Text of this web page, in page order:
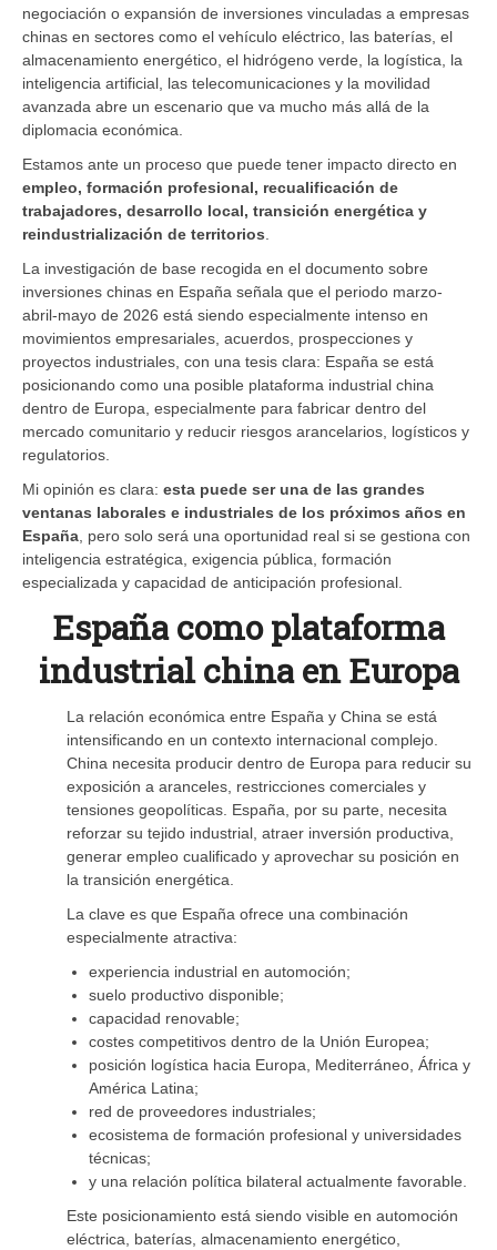
negociación o expansión de inversiones vinculadas a empresas
chinas en sectores como el vehículo eléctrico, las baterías, el
almacenamiento energético, el hidrógeno verde, la logística, la
inteligencia artificial, las telecomunicaciones y la movilidad
avanzada abre un escenario que va mucho más allá de la
diplomacia económica.
Estamos ante un proceso que puede tener impacto directo en
empleo, formación profesional, recualificación de
trabajadores, desarrollo local, transición energética y
reindustrialización de territorios
La investigación de base recogida en el documento sobre
inversiones chinas en España señala que el periodo marzo-
abril-mayo de 2026 está siendo especialmente intenso en
movimientos empresariales, acuerdos, prospecciones y
proyectos industriales, con una tesis clara: España se está
posicionando como una posible plataforma industrial china
dentro de Europa, especialmente para fabricar dentro del
mercado comunitario y reducir riesgos arancelarios, logísticos y
regulatorios.
Mi opinión es clara: esta puede ser una de las grandes
ventanas laborales e industriales de los próximos años en
España , pero solo será una oportunidad real si se gestiona con
inteligencia estratégica, exigencia pública, formación
especializada y capacidad de anticipación profesional.
España como plataforma
industrial china en Europa
La relación económica entre España y China se está
intensificando en un contexto internacional complejo.
China necesita producir dentro de Europa para reducir su
exposición a aranceles, restricciones comerciales y
tensiones geopolíticas. España, por su parte, necesita
reforzar su tejido industrial, atraer inversión productiva,
generar empleo cualificado y aprovechar su posición en
la transición energética.
La clave es que España ofrece una combinación
especialmente atractiva:
experiencia industrial en automoción;
suelo productivo disponible;
capacidad renovable;
costes competitivos dentro de la Unión Europea;
posición logística hacia Europa, Mediterráneo, África y
América Latina;
red de proveedores industriales;
ecosistema de formación profesional y universidades
técnicas;
y una relación política bilateral actualmente favorable.
Este posicionamiento está siendo visible en automoción
eléctrica, baterías, almacenamiento energético,